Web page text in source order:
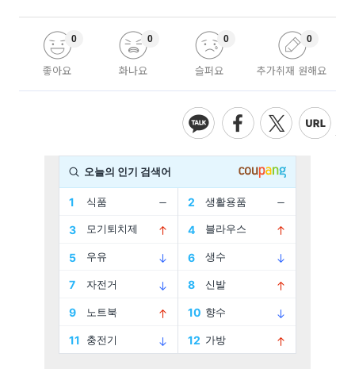
좋아요
0
화나요
0
슬퍼요
0
추가취재 원해요
0